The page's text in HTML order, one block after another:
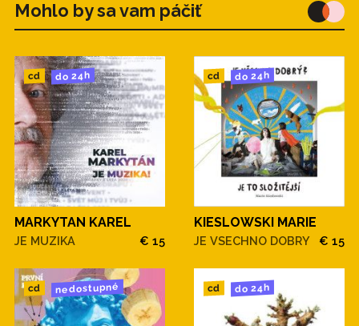
Mohlo by sa vam páčiť
cd do 24h
MARKYTAN KAREL
JE MUZIKA € 15
cd do 24h
KIESLOWSKI MARIE
JE VSECHNO DOBRY € 15
cd nedostupné cd do 24h